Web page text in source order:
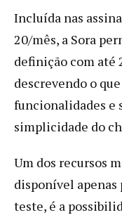
Incluída nas
20/mês, a Sora
definição com até
descrevendo o
funcionalidades e
simplicidade do
Um dos recursos
disponível apenas
teste, é a